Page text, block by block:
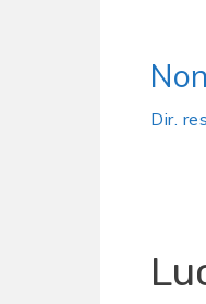
content
Dir.